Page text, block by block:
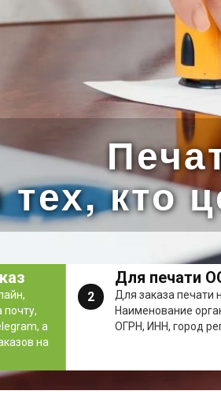
кто
а
на
2
Для печати
Для заказа печати
Наименование
ОГРН, ИНН, город